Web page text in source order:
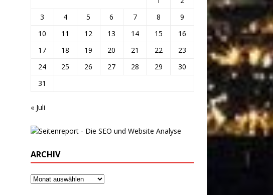
3
4 5 6 7 8
9
10
11 12 13 14 15
16
17
18 19 20 21 22
23
24
25 26 27 28 29
30
31
« Juli
ARCHIV